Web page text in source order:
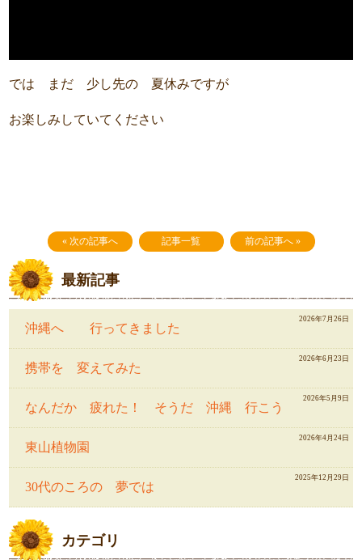
では まだ 少し先の 夏休みですが
お楽しみしていてください
« 次の記事へ 記事一覧 前の記事へ »
最新記事
沖縄へ 行ってきました
2026年7月26日
携帯を 変えてみた
2026年6月23日
なんだか 疲れた！ そうだ 沖縄 行こう
2026年5月9日
東山植物園
2026年4月24日
30代のころの 夢では
2025年12月29日
カテゴリ